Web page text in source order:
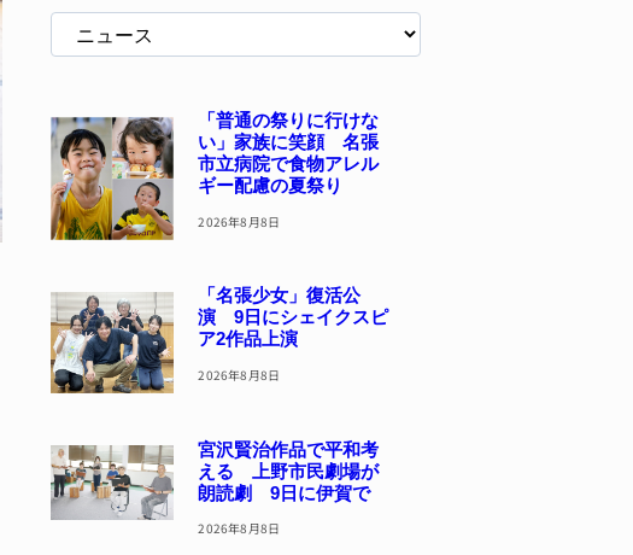
「普通の祭りに行けな
い」家族に笑顔 名張
市立病院で食物アレル
ギー配慮の夏祭り
2026年8月8日
「名張少女」復活公
演 9日にシェイクスピ
ア2作品上演
2026年8月8日
宮沢賢治作品で平和考
える 上野市民劇場が
朗読劇 9日に伊賀で
2026年8月8日